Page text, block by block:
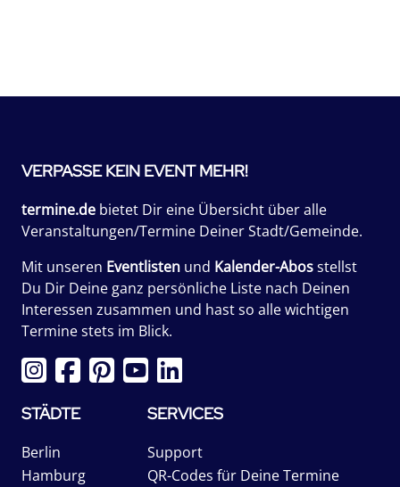
VERPASSE KEIN EVENT MEHR!
termine.de bietet Dir eine Übersicht über alle
Veranstaltungen/Termine Deiner Stadt/Gemeinde.
Mit unseren Eventlisten und Kalender-Abosstellst
Du Dir Deine ganz persönliche Liste nach Deinen
Interessen zusammen und hast so alle wichtigen
Termine stets im Blick.
STÄDTE
Berlin
Hamburg
SERVICES
Support
QR-Codes für Deine Termine